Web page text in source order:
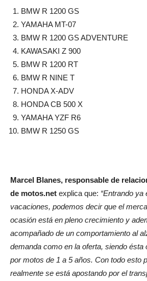
BMW R 1200 GS
YAMAHA MT-07
BMW R 1200 GS ADVENTURE
KAWASAKI Z 900
BMW R 1200 RT
BMW R NINE T
HONDA X-ADV
HONDA CB 500 X
YAMAHA YZF R6
BMW R 1250 GS
Marcel Blanes, responsable de
de motos.net explica que: “Entrando ya
vacaciones, podemos decir que el
ocasión está en pleno crecimiento y
acompañado de un comportamiento al
demanda como en la oferta, siendo ésta
por motos de 1 a 5 años. Con todo esto
realmente se está apostando por el